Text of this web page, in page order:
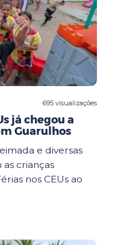
695 visualizações
já chegou a
Guarulhos
e diversas
crianças
nos CEUs ao